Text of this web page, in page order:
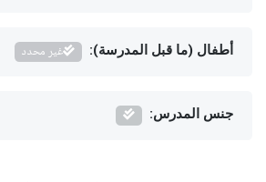
أطفال (ما قبل المدرسة): غير محدد
جنس المدرس: